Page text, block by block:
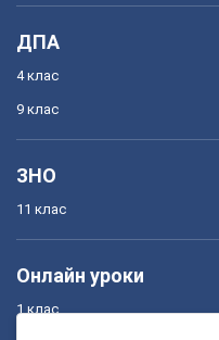
ДПА
4 клас
9 клас
ЗНО
11 клас
Онлайн уроки
1 клас